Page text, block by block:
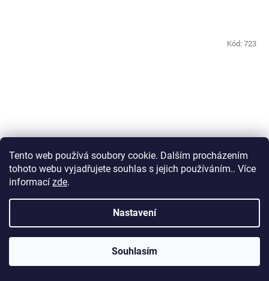
Tento web používá soubory cookie. Dalším procházením
tohoto webu vyjadřujete souhlas s jejich používáním.. Více
informací zde.
Nastavení
Souhlasím
AquaEl Leddy 75 bílá
Skladem(1 ks)
Kód: 723